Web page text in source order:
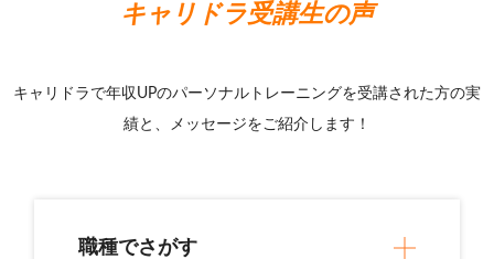
キャリドラ受講生の声
キャリドラで年収UPのパーソナルトレーニングを受講された方の実
績と、
メッセージをご紹介します！
職種でさがす
お客様相談窓口